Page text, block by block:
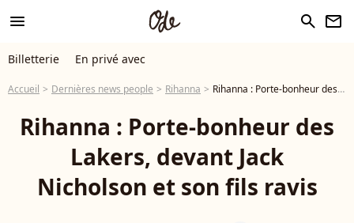
menu search newsletter
Billetterie En privé avec
Accueil Dernières news people Rihanna Rihanna : Porte-bonheur des Lakers, devant Jack Nicholson et son fils ravis
Rihanna : Porte-bonheur des
Lakers, devant Jack
Nicholson et son fils ravis